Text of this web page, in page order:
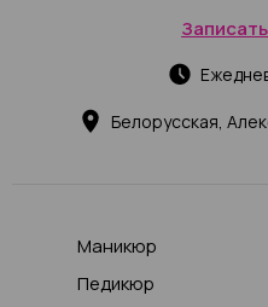
Белорусская,
Маникюр
Педикюр